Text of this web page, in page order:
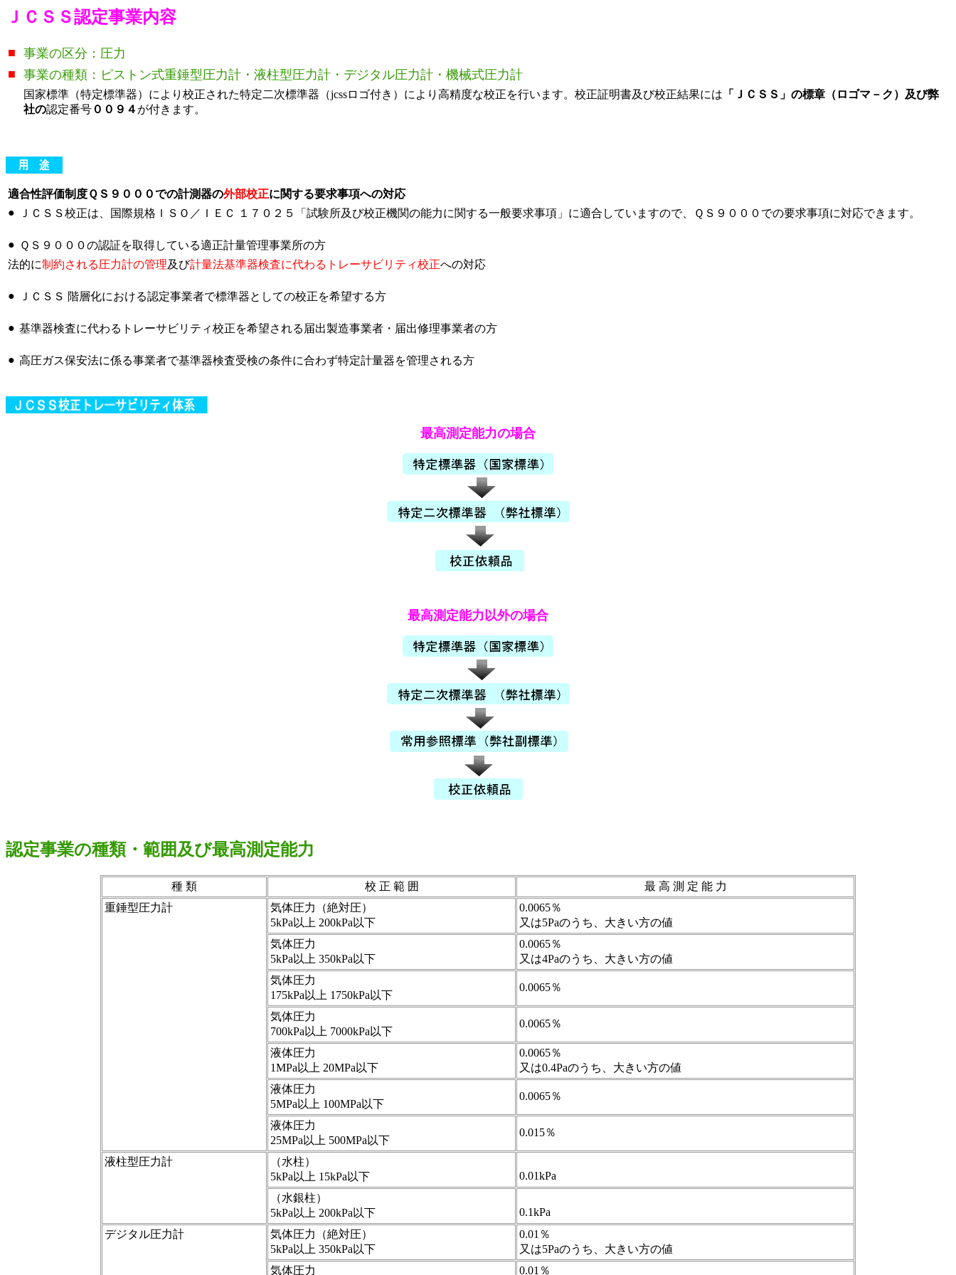
ＪＣＳＳ認定事業内容
■ 事業の区分：圧力
■ 事業の種類：ピストン式重錘型圧力計・液柱型圧力計・デジタル圧力計・機械式圧力計
国家標準（特定標準器）により校正された特定二次標準器（jcssロゴ付き）により高精度な校正を行います。校正証明書及び校正結果には 「ＪＣＳＳ」の標章（ロゴマ－ク）及び弊
社の認定番号００９４ が付きます。
適合性評価制度ＱＳ９０００での計測器の外部校正に関する要求事項への対応
●
ＪＣＳＳ校正は、国際規格ＩＳＯ／ＩＥＣ １７０２５「試験所及び校正機関の能力に関する一般要求事項」に適合していますので、ＱＳ９０００での要求事項に対応できます。
● ＱＳ９０００の認証を取得している適正計量管理事業所の方
法的に制約される圧力計の管理及び計量法基準器検査に代わるトレーサビリティ校正への対応
● ＪＣＳＳ 階層化における認定事業者で標準器としての校正を希望する方
● 基準器検査に代わるトレーサビリティ校正を希望される届出製造事業者・届出修理事業者の方
● 高圧ガス保安法に係る事業者で基準器検査受検の条件に合わず特定計量器を管理される方
最高測定能力の場合
最高測定能力以外の場合
認定事業の種類・範囲及び最高測定能力
種 類 校 正 範 囲
最 高 測 定 能 力
重錘型圧力計
気体圧力（絶対圧）
5kPa以上 200kPa以下
0.0065％
又は5Paのうち、大きい方の値
気体圧力
5kPa以上 350kPa以下
0.0065％
又は4Paのうち、大きい方の値
気体圧力
175kPa以上 1750kPa以下
0.0065％
気体圧力
700kPa以上 7000kPa以下
0.0065％
液体圧力
1MPa以上 20MPa以下
0.0065％
又は0.4Paのうち、大きい方の値
液体圧力
5MPa以上 100MPa以下
0.0065％
液体圧力
25MPa以上 500MPa以下
0.015％
液柱型圧力計
（水柱）
5kPa以上 15kPa以下
0.01kPa
（水銀柱）
5kPa以上 200kPa以下
0.1kPa
デジタル圧力計
気体圧力（絶対圧）
5kPa以上 350kPa以下
0.01％
又は5Paのうち、大きい方の値
気体圧力
0.01％